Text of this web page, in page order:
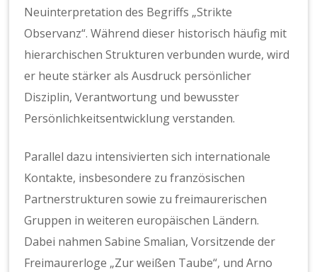
Neuinterpretation des Begriffs „Strikte
Observanz“. Während dieser historisch häufig mit
hierarchischen Strukturen verbunden wurde, wird
er heute stärker als Ausdruck persönlicher
Disziplin, Verantwortung und bewusster
Persönlichkeitsentwicklung verstanden.
Parallel dazu intensivierten sich internationale
Kontakte, insbesondere zu französischen
Partnerstrukturen sowie zu freimaurerischen
Gruppen in weiteren europäischen Ländern.
Dabei nahmen Sabine Smalian, Vorsitzende der
Freimaurerloge „Zur weißen Taube“, und Arno